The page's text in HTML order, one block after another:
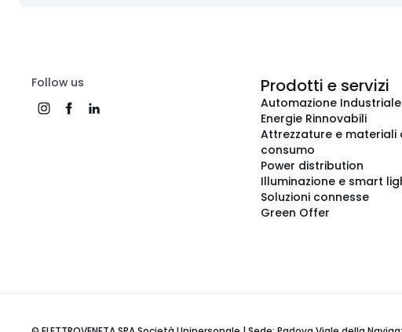
Follow us Prodotti e servizi
Automazione Industriale
Energie Rinnovabili
Attrezzature e materiali
consumo
Power distribution
Illuminazione e smart
Soluzioni connesse
Green Offer